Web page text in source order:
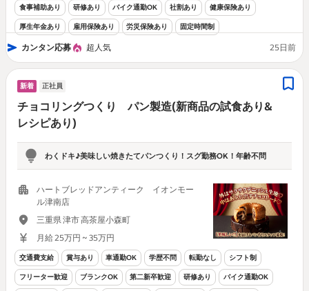
食事補助あり 研修あり バイク通勤OK 社割あり 健康保険あり
厚生年金あり 雇用保険あり 労災保険あり 固定時間制
カンタン応募 超人気 25日前
新着 正社員
チョコリングつくり パン製造(新商品の試食あり&
レシピあり)
わくドキ♪美味しい焼きたてパンつくり！スグ勤務OK！年齢不問
ハートブレッドアンティーク イオンモー
ル津南店
三重県 津市 高茶屋小森町
月給 25万円 ~ 35万円
交通費支給 賞与あり 車通勤OK 学歴不問 転勤なし シフト制
フリーター歓迎 ブランクOK 第二新卒歓迎 研修あり バイク通勤OK